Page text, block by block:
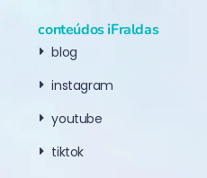
conteúdos iFraldas
blog
instagram
youtube
tiktok